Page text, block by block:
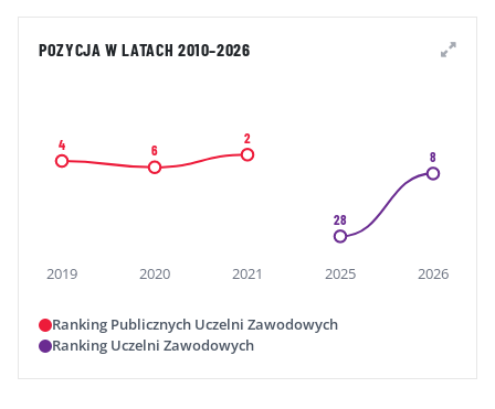
POZYCJA W LATACH 2010–2026
2019 2020 2021 2025 2026
4 6
2
28
8
Ranking Publicznych Uczelni Zawodowych
Ranking Uczelni Zawodowych